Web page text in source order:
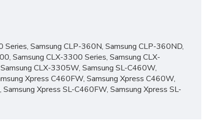
Samsung CLP-360N, Samsung CLP-360ND,
Samsung CLX-3300 Series, Samsung CLX-
CLX-3305W, Samsung SL-C460W,
Xpress C460FW, Samsung Xpress C460W,
Xpress SL-C460FW, Samsung Xpress SL-